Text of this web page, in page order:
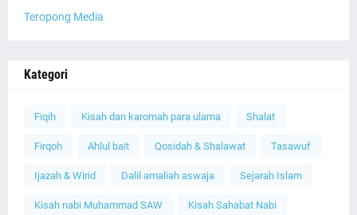
Teropong Media
Kategori
Fiqih Kisah dan karomah para ulama Shalat
Firqoh Ahlul bait Qosidah & Shalawat Tasawuf
Ijazah & Wirid Dalil amaliah aswaja Sejarah Islam
Kisah nabi Muhammad SAW Kisah Sahabat Nabi